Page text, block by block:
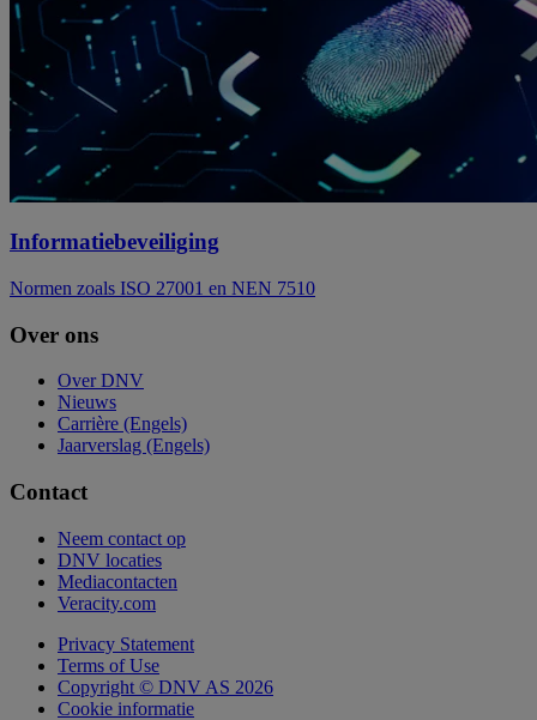
Informatiebeveiliging
Normen zoals ISO 27001 en NEN 7510
Over ons
Over DNV
Nieuws
Carrière (Engels)
Jaarverslag (Engels)
Contact
Neem contact op
DNV locaties
Mediacontacten
Veracity.com
Privacy Statement
Terms of Use
Copyright © DNV AS 2026
Cookie informatie